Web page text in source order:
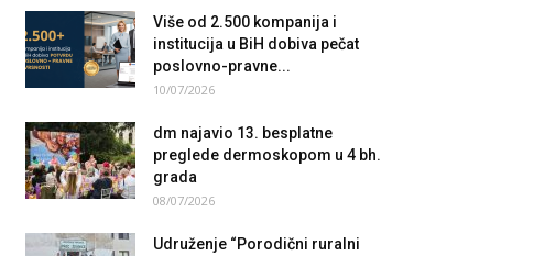
Više od 2.500 kompanija i
institucija u BiH dobiva pečat
poslovno-pravne...
10/07/2026
dm najavio 13. besplatne
preglede dermoskopom u 4 bh.
grada
08/07/2026
Udruženje “Porodični ruralni